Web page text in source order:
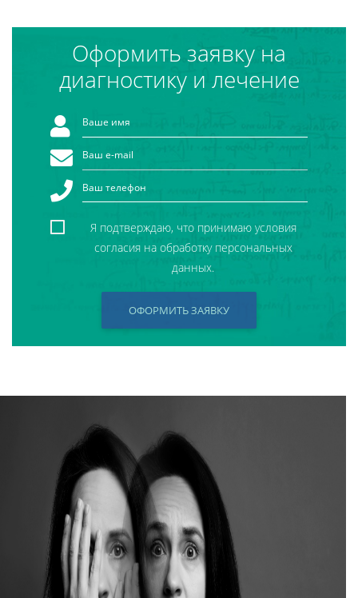
Оформить заявку на
диагностику и лечение
Я подтверждаю, что принимаю условия
согласия на обработку персональных
данных.
ОФОРМИТЬ ЗАЯВКУ